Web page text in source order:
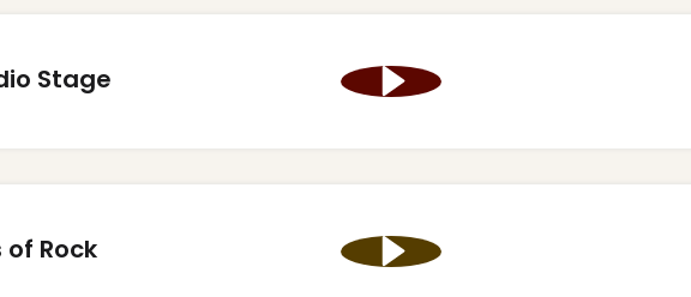
Stage
Rock